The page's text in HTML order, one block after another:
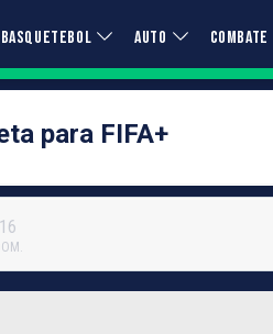
BASQUETEBOL AUTO COMBATE
para FIFA+
16